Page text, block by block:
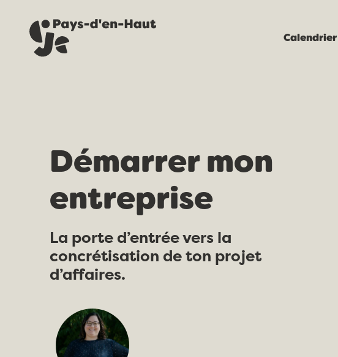
Démarrer mon
entreprise
La porte d’entrée vers la
concrétisation de ton projet
d’affaires.